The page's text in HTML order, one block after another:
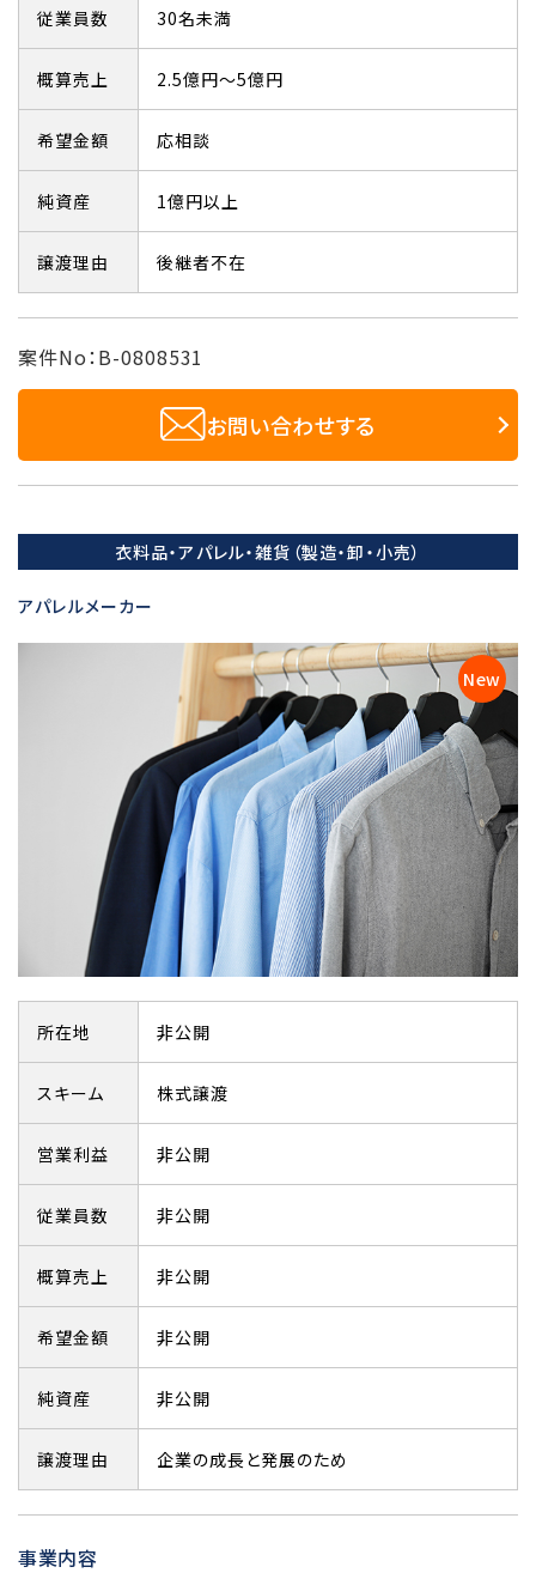
従業員数 30名未満
概算売上 2.5億円～5億円
希望金額 応相談
純資産 1億円以上
譲渡理由 後継者不在
案件No：B-0808531
お問い合わせする
衣料品・アパレル・雑貨（製造・卸・小売）
アパレルメーカー
所在地 非公開
スキーム 株式譲渡
営業利益 非公開
従業員数 非公開
概算売上 非公開
希望金額 非公開
純資産 非公開
譲渡理由 企業の成長と発展のため
事業内容